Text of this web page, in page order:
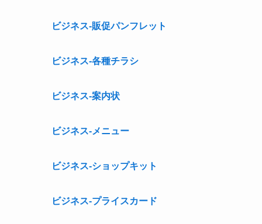
ビジネス-販促パンフレット
ビジネス-各種チラシ
ビジネス-案内状
ビジネス-メニュー
ビジネス-ショップキット
ビジネス-プライスカード